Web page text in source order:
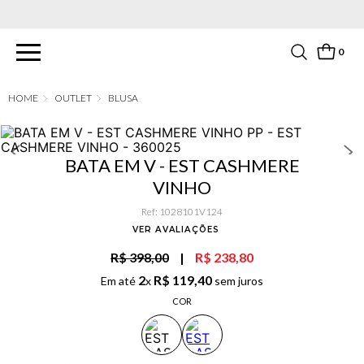
0
OUTLET BLUSA
BATA EM V - EST CASHMERE
VINHO
Ref: 1028101V124
VER AVALIAÇÕES
R$ 398,00 | R$ 238,80
Em até 2x R$ 119,40 sem juros
COR